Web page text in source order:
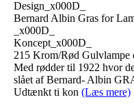
Design_x000D_
Bernard Albin Gras for
_x000D_
Koncept_x000D_
215 Krom/Rød Gulvlampe
Med rødder til 1922 hvor
slået af Bernard- Albin
Udtænkt ti kon (Læs mere)